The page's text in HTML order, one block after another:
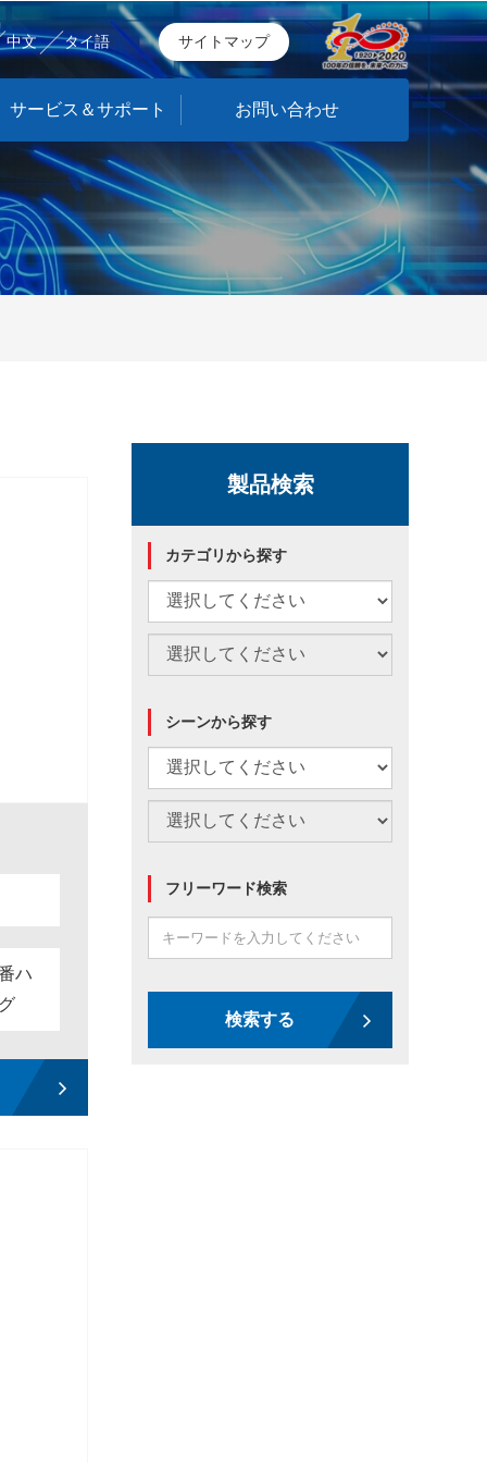
中文 タイ語 サイトマップ
サービス＆サポート お問い合わせ
ハ
製品検索
カテゴリから探す
シーンから探す
フリーワード検索
検索する